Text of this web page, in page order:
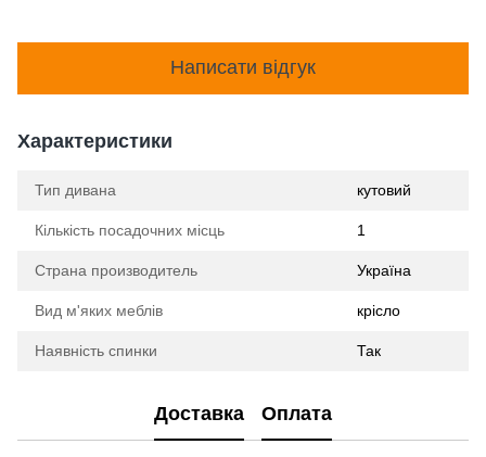
Написати відгук
Характеристики
Тип дивана кутовий
Кількість посадочних місць 1
Страна производитель Україна
Вид м'яких меблів крісло
Наявність спинки Так
Доставка Оплата